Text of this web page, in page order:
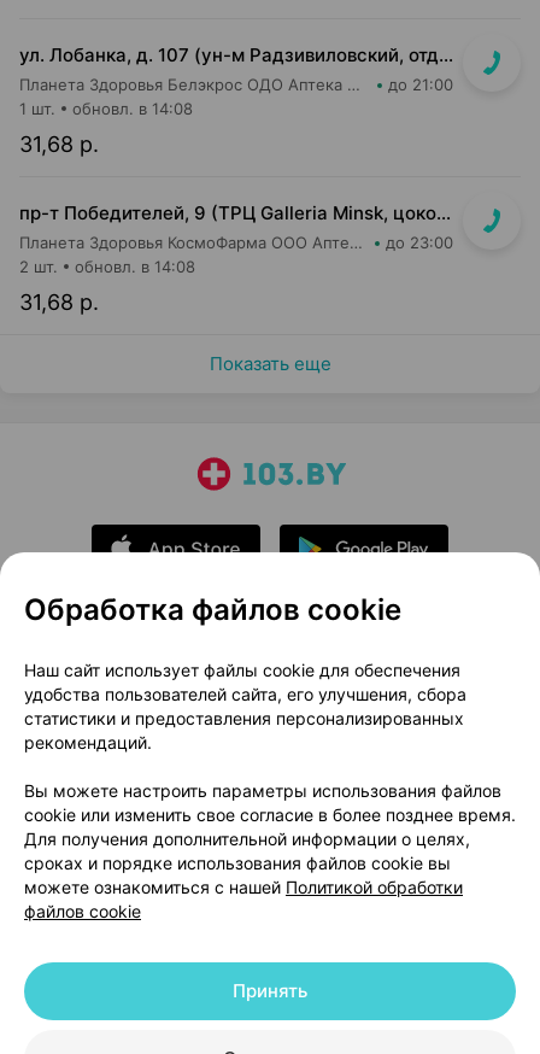
ул. Лобанка, д. 107 (ун-м Радзивиловский, отдельный вход с улицы)
Планета Здоровья Белэкрос ОДО Аптека №4 до 21:00
31,68 р.
1 шт. обновл. в 14:08
пр-т Победителей, 9 (ТРЦ Galleria Minsk, цокольный (-1) этаж)
Планета Здоровья КосмоФарма ООО Аптека №24 до 23:00
31,68 р.
2 шт. обновл. в 14:08
Показать еще
О проекте
Новости проекта
Размещение рекламы
Медицинский маркетинг
Публичный договор
Доставка
Способы оплаты
Вакансии
Партнеры
Написать руководителю 103.by
Написать в поддержку
Персональные настройки Cookie
© 2026 ООО «Артокс Лаб», УНП 191700409 | 220012, Республика Беларусь,
Обработка файлов cookie
Наш сайт использует файлы cookie для обеспечения
удобства пользователей сайта, его улучшения, сбора
статистики и предоставления персонализированных
рекомендаций.
Вы можете настроить параметры использования файлов
cookie или изменить свое согласие в более позднее время.
Для получения дополнительной информации о целях,
сроках и порядке использования файлов cookie вы
можете ознакомиться с нашей Политикой обработки
файлов cookie
Принять